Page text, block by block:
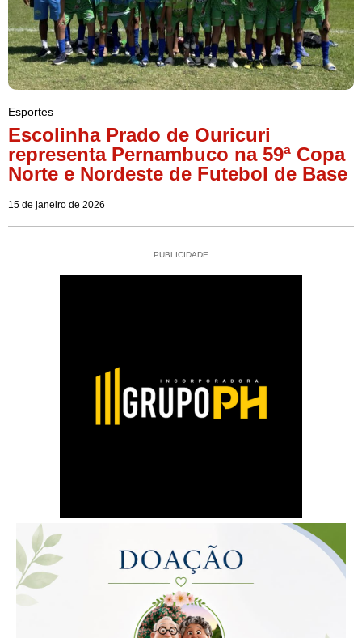
Esportes
Escolinha Prado de Ouricuri
representa Pernambuco na 59ª Copa
Norte e Nordeste de Futebol de Base
15 de janeiro de 2026
PUBLICIDADE